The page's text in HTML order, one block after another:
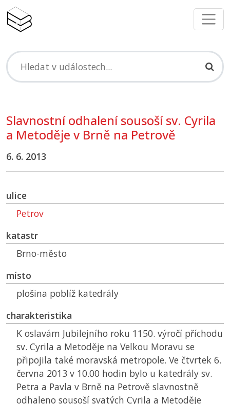
Slavnostní odhalení sousoší sv. Cyrila
a Metoděje v Brně na Petrově
6. 6. 2013
ulice
Petrov
katastr
Brno-město
místo
plošina poblíž katedrály
charakteristika
K oslavám Jubilejního roku 1150. výročí příchodu
sv. Cyrila a Metoděje na Velkou Moravu se
připojila také moravská metropole. Ve čtvrtek 6.
června 2013 v 10.00 hodin bylo u katedrály sv.
Petra a Pavla v Brně na Petrově slavnostně
odhaleno sousoší svatých Cyrila a Metoděje